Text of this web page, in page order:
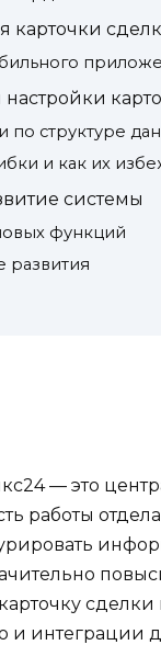
карточки
по структуре
и как их
системы
функций
развития
— это
работы
и интеграции